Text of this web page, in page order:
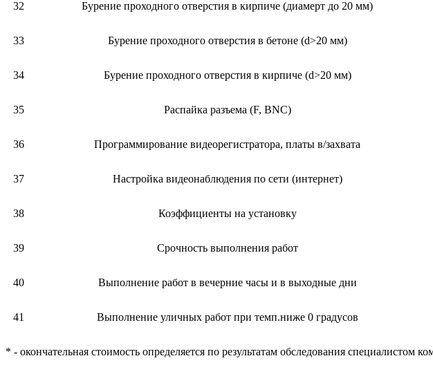
32 Бурение проходного отверстия в кирпиче (диамерт до 20 мм)
33 Бурение проходного отверстия в бетоне (d>20 мм)
34 Бурение проходного отверстия в кирпиче (d>20 мм)
35 Распайка разъема (F, BNC)
36 Программирование видеорегистратора, платы в/захвата
37 Настройка видеонаблюдения по сети (интернет)
38 Коэффициенты на установку
39 Срочность выполнения работ
40 Выполнение работ в вечерние часы и в выходные дни
41 Выполнение уличных работ при темп.ниже 0 градусов
* - окончательная стоимость определяется по результатам обследования специалистом